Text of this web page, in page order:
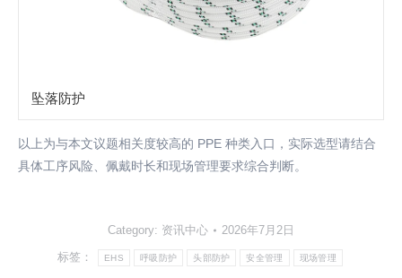
坠落防护
以上为与本文议题相关度较高的 PPE 种类入口，实际选型请结合
具体工序风险、佩戴时长和现场管理要求综合判断。
Category: 资讯中心 2026年7月2日
标签： EHS 呼吸防护 头部防护 安全管理 现场管理